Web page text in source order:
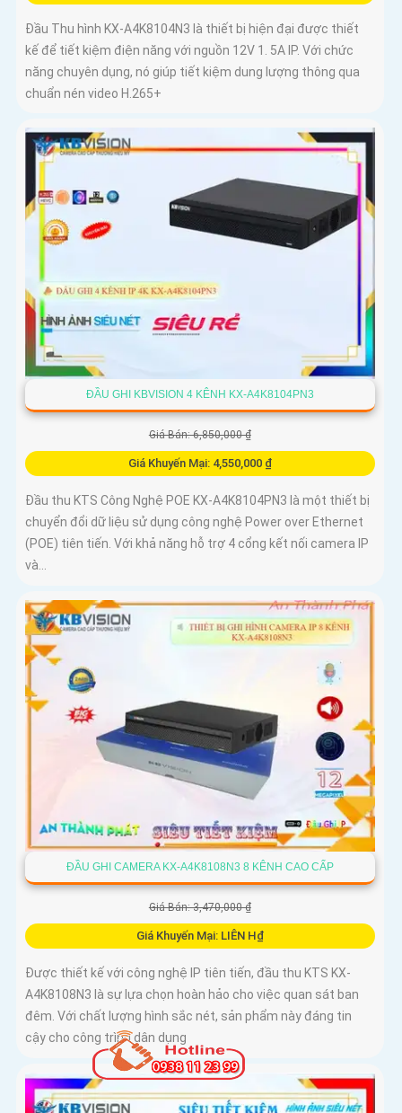
Đầu Thu hình KX-A4K8104N3 là thiết bị hiện đại được thiết
kế để tiết kiệm điện năng với nguồn 12V 1. 5A IP. Với chức
năng chuyên dụng, nó giúp tiết kiệm dung lượng thông qua
chuẩn nén video H.265+
ĐẦU GHI KBVISION 4 KÊNH KX-A4K8104PN3
Giá Bán: 6,850,000 ₫
Giá Khuyến Mại: 4,550,000 ₫
Đầu thu KTS Công Nghệ POE KX-A4K8104PN3 là một thiết bị
chuyển đổi dữ liệu sử dụng công nghệ Power over Ethernet
(POE) tiên tiến. Với khả năng hỗ trợ 4 cổng kết nối camera IP
và...
ĐẦU GHI CAMERA KX-A4K8108N3 8 KÊNH CAO CẤP
Giá Bán: 3,470,000 ₫
Giá Khuyến Mại: LIÊN H₫
Được thiết kế với công nghệ IP tiên tiến, đầu thu KTS KX-
A4K8108N3 là sự lựa chọn hoàn hảo cho việc quan sát ban
đêm. Với chất lượng hình sắc nét, sản phẩm này đáng tin
cậy cho công trình dân dụng